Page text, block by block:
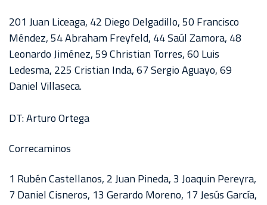
201 Juan Liceaga, 42 Diego Delgadillo, 50 Francisco
Méndez, 54 Abraham Freyfeld, 44 Saúl Zamora, 48
Leonardo Jiménez, 59 Christian Torres, 60 Luis
Ledesma, 225 Cristian Inda, 67 Sergio Aguayo, 69
Daniel Villaseca.
DT: Arturo Ortega
Correcaminos
1 Rubén Castellanos, 2 Juan Pineda, 3 Joaquin Pereyra,
7 Daniel Cisneros, 13 Gerardo Moreno, 17 Jesús García,